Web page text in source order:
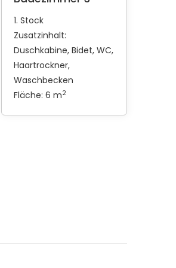
1. Stock
Zusatzinhalt:
Duschkabine Bidet WC
Haartrockner
Waschbecken
Fläche: 6 m2